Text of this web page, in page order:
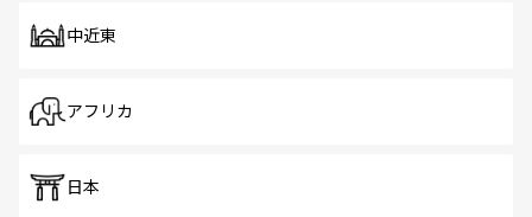
中近東
アフリカ
日本